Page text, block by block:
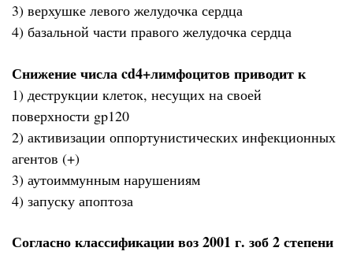
3) верхушке левого желудочка сердца
4) базальной части правого желудочка сердца
Снижение числа cd4+лимфоцитов приводит к
1) деструкции клеток, несущих на своей
поверхности gp120
2) активизации оппортунистических инфекционных
агентов (+)
3) аутоиммунным нарушениям
4) запуску апоптоза
Согласно классификации воз 2001 г. зоб 2 степени